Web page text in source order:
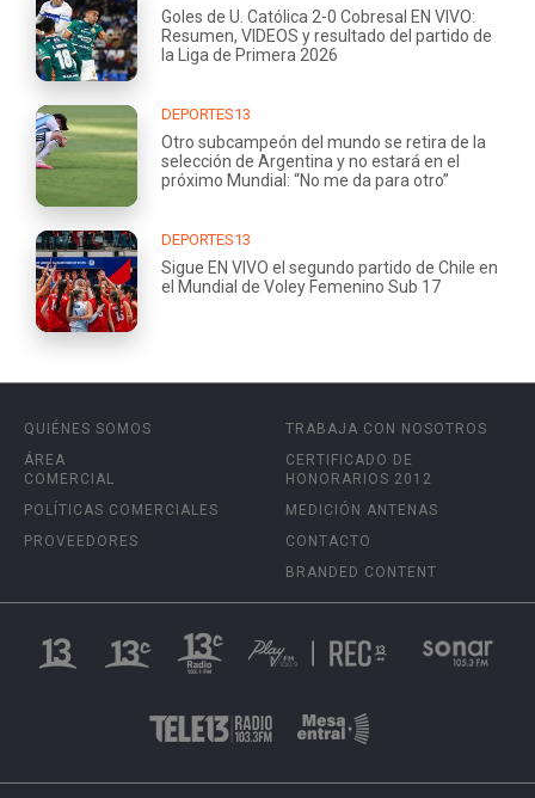
Goles de U. Católica 2-0 Cobresal EN VIVO:
Resumen, VIDEOS y resultado del partido de
la Liga de Primera 2026
DEPORTES13
Otro subcampeón del mundo se retira de la
selección de Argentina y no estará en el
próximo Mundial: “No me da para otro”
DEPORTES13
Sigue EN VIVO el segundo partido de Chile en
el Mundial de Voley Femenino Sub 17
QUIÉNES SOMOS
ÁREA
COMERCIAL
POLÍTICAS COMERCIALES
PROVEEDORES
TRABAJA CON NOSOTROS
CERTIFICADO DE
HONORARIOS 2012
MEDICIÓN ANTENAS
CONTACTO
BRANDED CONTENT